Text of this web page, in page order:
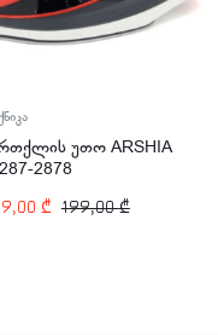
უთო ARSHIA
2878
₾ 199,00₾